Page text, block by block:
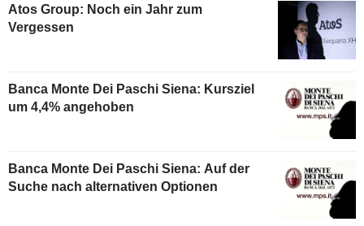
Atos Group: Noch ein Jahr zum
Vergessen
Banca Monte Dei Paschi Siena: Kursziel
um 4,4% angehoben
Banca Monte Dei Paschi Siena: Auf der
Suche nach alternativen Optionen